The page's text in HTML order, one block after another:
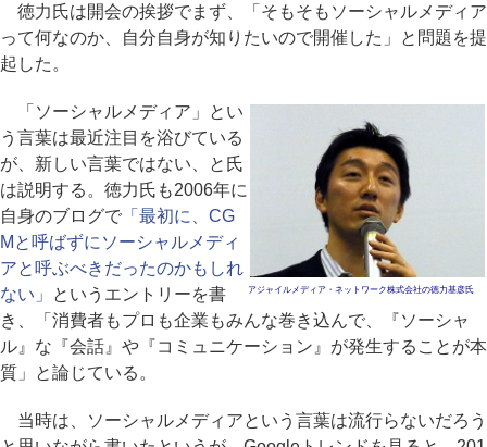
徳力氏は開会の挨拶でまず、「そもそもソーシャルメディア
って何なのか、自分自身が知りたいので開催した」と問題を提
起した。
アジャイルメディア・ネットワーク株式会社の徳力基彦氏
「ソーシャルメディア」とい
う言葉は最近注目を浴びている
が、新しい言葉ではない、と氏
は説明する。徳力氏も2006年に
自身のブログで「最初に、CG
Mと呼ばずにソーシャルメディ
アと呼ぶべきだったのかもしれ
ない」
というエントリーを書
き、「消費者もプロも企業もみんな巻き込んで、『ソーシャ
ル』な『会話』や『コミュニケーション』が発生することが本
質」と論じている。
当時は、ソーシャルメディアという言葉は流行らないだろう